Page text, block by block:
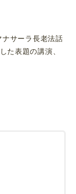
サーラ長老法話
た表題の講演、